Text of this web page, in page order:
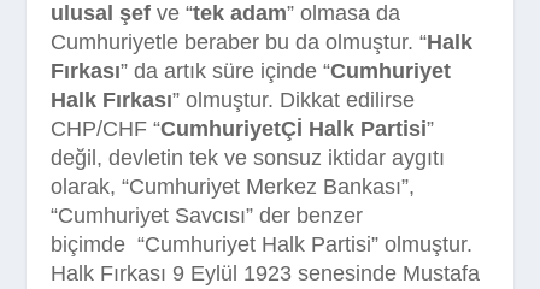
ulusal şef ve “tek adam” olmasa da
Cumhuriyetle beraber bu da olmuştur. “Halk
Fırkası” da artık süre içinde “Cumhuriyet
Halk Fırkası” olmuştur. Dikkat edilirse
CHP/CHF “CumhuriyetÇİ Halk Partisi”
değil, devletin tek ve sonsuz iktidar aygıtı
olarak, “Cumhuriyet Merkez Bankası”,
“Cumhuriyet Savcısı” der benzer
biçimde “Cumhuriyet Halk Partisi” olmuştur.
Halk Fırkası 9 Eylül 1923 senesinde Mustafa